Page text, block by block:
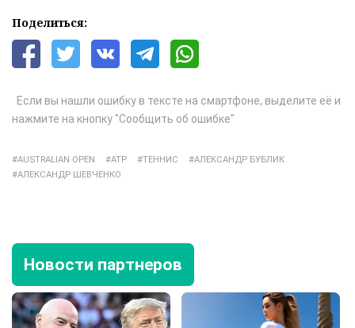
Поделиться:
Если вы нашли ошибку в тексте на смартфоне, выделите её и
нажмите на кнопку "Сообщить об ошибке"
AUSTRALIAN OPEN ATP ТЕННИС
АЛЕКСАНДР БУБЛИК
АЛЕКСАНДР ШЕВЧЕНКО
Новости партнеров